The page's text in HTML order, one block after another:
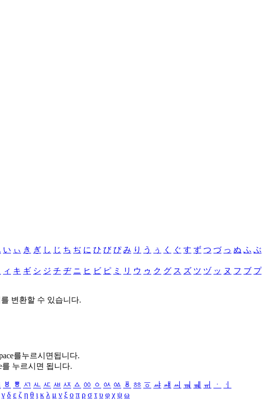
い ぃ き ぎ し じ ち ぢ に ひ び ぴ み り う ぅ く ぐ す ず つ づ っ ぬ ふ ぶ
ィ キ ギ シ ジ チ ヂ ニ ヒ ビ ピ ミ リ ウ ゥ ク グ ス ズ ツ ヅ ッ ヌ フ ブ プ
변환할 수 있습니다.
를누르시면됩니다.
를 누르시면 됩니다.
ㅸ ㅹ ㅺ ㅻ ㅼ ㅽ ㅾ ㅿ ㆀ ㆁ ㆂ ㆃ ㆄ ㆅ ㆆ ㆇ ㆈ ㆉ ㆊ ㆋ ㆌ ㆍ
ㆎ
γ δ ε ζ η θ ι κ λ μ ν ξ ο π ρ σ τ υ φ χ ψ ω